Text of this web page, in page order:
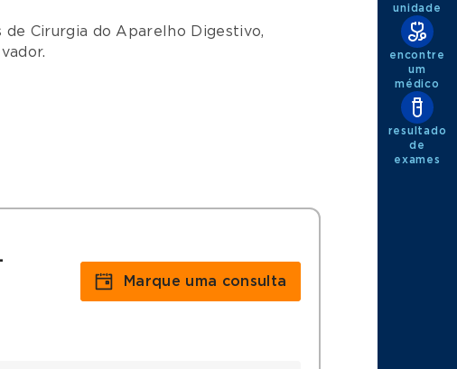
de Cirurgia do Aparelho Digestivo,
.
Marque uma consulta
unidade
encontre
um
médico
resultado
de
exames